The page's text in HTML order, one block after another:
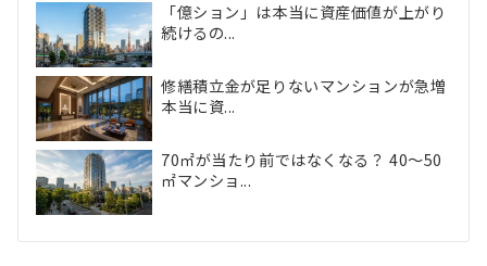
「億ション」は本当に資産価値が上がり
続けるの...
修繕積立金が足りないマンションが急増
本当に資...
70㎡が当たり前ではなくなる？ 40〜50
㎡マンショ...